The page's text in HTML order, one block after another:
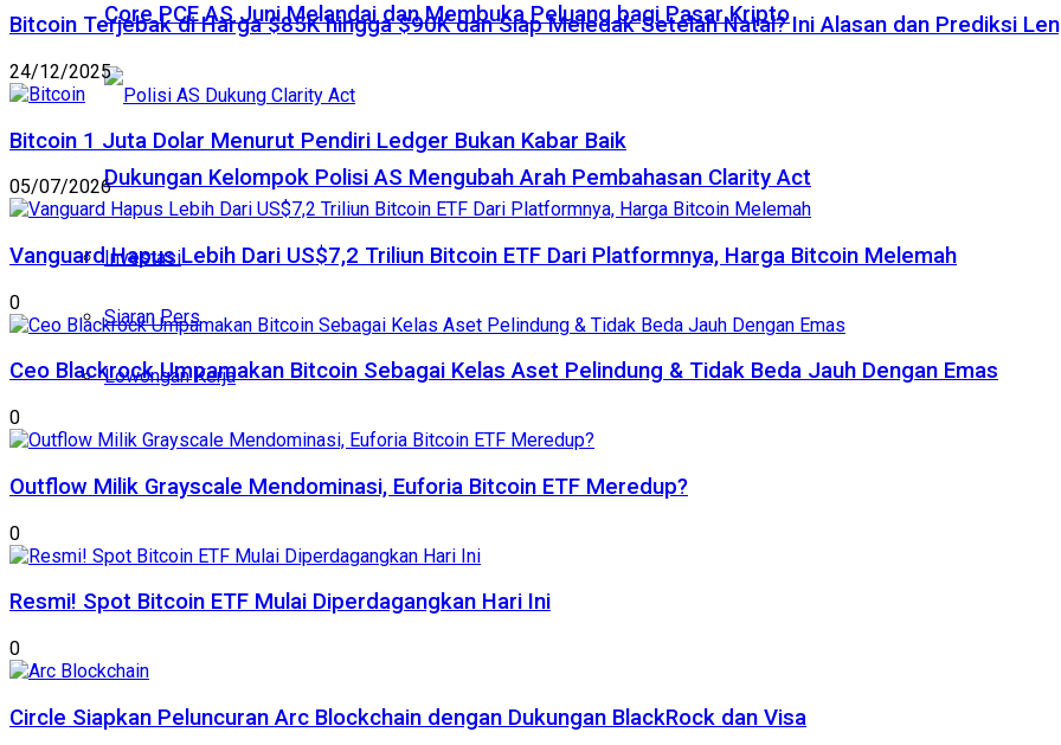
Core PCE AS Juni Melandai dan Membuka Peluang bagi Pasar Kripto
Dukungan Kelompok Polisi AS Mengubah Arah Pembahasan Clarity Act
Investasi
Siaran Pers
Lowongan Kerja
Bitcoin Terjebak di Harga $85K hingga $90K dan Siap Meledak Setelah Natal? Ini Alasan dan Prediksi
24/12/2025
Bitcoin 1 Juta Dolar Menurut Pendiri Ledger Bukan Kabar Baik
05/07/2026
Vanguard Hapus Lebih Dari US$7,2 Triliun Bitcoin ETF Dari Platformnya, Harga Bitcoin Melemah
0
Ceo Blackrock Umpamakan Bitcoin Sebagai Kelas Aset Pelindung & Tidak Beda Jauh Dengan Emas
0
Outflow Milik Grayscale Mendominasi, Euforia Bitcoin ETF Meredup?
0
Resmi! Spot Bitcoin ETF Mulai Diperdagangkan Hari Ini
0
Circle Siapkan Peluncuran Arc Blockchain dengan Dukungan BlackRock dan Visa